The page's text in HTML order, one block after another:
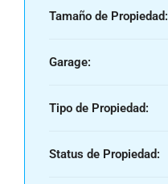
Tamaño de Propiedad:
Garage:
Tipo de Propiedad:
Status de Propiedad: